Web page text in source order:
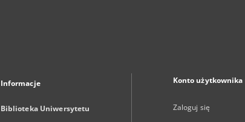
Informacje
Biblioteka Uniwersytetu
Konto użytkownika
Zaloguj się